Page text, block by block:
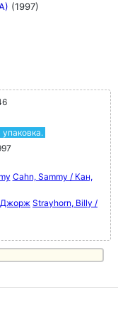
(1997)
Cahn, Sammy / Кан,
ДжоржStrayhorn, Billy /